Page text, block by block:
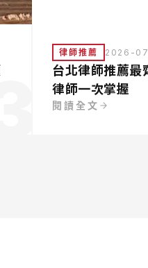
律師推薦 2026-
台北律師推薦最
律師一次掌握
閱讀全文